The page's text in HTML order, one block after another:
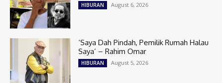
HIBURAN August 6, 2026
‘Saya Dah Pindah, Pemilik Rumah Halau
Saya’ – Rahim Omar
HIBURAN August 5, 2026